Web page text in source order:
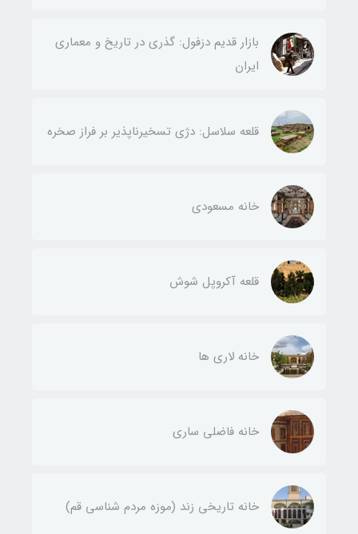
بازار قدیم دزفول: گذری در تاریخ و معماری
ایران
قلعه سلاسل: دژی تسخیرناپذیر بر فراز صخره
خانه مسعودی
قلعه آکروپل شوش
خانه لاری ها
خانه فاضلی ساری
خانه تاریخی زند (موزه مردم شناسی قم)